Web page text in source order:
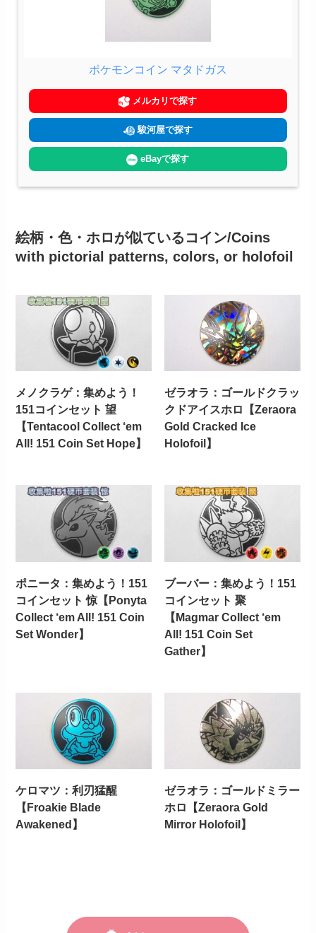
ポケモンコイン マタドガス
メルカリで探す
駿河屋で探す
eBayで探す
絵柄・色・ホロが似ているコイン/Coins
with pictorial patterns, colors, or holofoil
メノクラゲ：集めよう！
151コインセット 望
【Tentacool Collect ‘em
All! 151 Coin Set Hope】
ゼラオラ：ゴールドクラッ
クドアイスホロ【Zeraora
Gold Cracked Ice
Holofoil】
ポニータ：集めよう！151
コインセット 惊【Ponyta
Collect ‘em All! 151 Coin
Set Wonder】
ブーバー：集めよう！151
コインセット 聚
【Magmar Collect ‘em
All! 151 Coin Set
Gather】
ケロマツ：利刃猛醒
【Froakie Blade
Awakened】
ゼラオラ：ゴールドミラー
ホロ【Zeraora Gold
Mirror Holofoil】